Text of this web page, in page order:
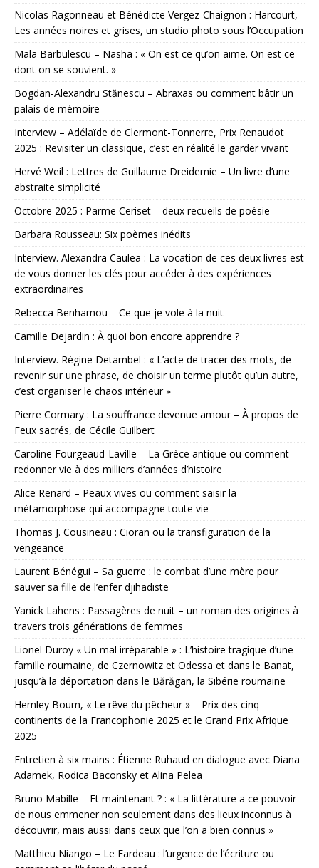
Nicolas Ragonneau et Bénédicte Vergez-Chaignon : Harcourt,
Les années noires et grises, un studio photo sous l’Occupation
Mala Barbulescu – Nasha : « On est ce qu’on aime. On est ce
dont on se souvient. »
Bogdan-Alexandru Stănescu – Abraxas ou comment bâtir un
palais de mémoire
Interview – Adélaïde de Clermont-Tonnerre, Prix Renaudot
2025 : Revisiter un classique, c’est en réalité le garder vivant
Hervé Weil : Lettres de Guillaume Dreidemie – Un livre d’une
abstraite simplicité
Octobre 2025 : Parme Ceriset – deux recueils de poésie
Barbara Rousseau: Six poèmes inédits
Interview. Alexandra Caulea : La vocation de ces deux livres est
de vous donner les clés pour accéder à des expériences
extraordinaires
Rebecca Benhamou – Ce que je vole à la nuit
Camille Dejardin : À quoi bon encore apprendre ?
Interview. Régine Detambel : « L’acte de tracer des mots, de
revenir sur une phrase, de choisir un terme plutôt qu’un autre,
c’est organiser le chaos intérieur »
Pierre Cormary : La souffrance devenue amour – À propos de
Feux sacrés, de Cécile Guilbert
Caroline Fourgeaud-Laville – La Grèce antique ou comment
redonner vie à des milliers d’années d’histoire
Alice Renard – Peaux vives ou comment saisir la
métamorphose qui accompagne toute vie
Thomas J. Cousineau : Cioran ou la transfiguration de la
vengeance
Laurent Bénégui – Sa guerre : le combat d’une mère pour
sauver sa fille de l’enfer djihadiste
Yanick Lahens : Passagères de nuit – un roman des origines à
travers trois générations de femmes
Lionel Duroy « Un mal irréparable » : L’histoire tragique d’une
famille roumaine, de Czernowitz et Odessa et dans le Banat,
jusqu’à la déportation dans le Bărăgan, la Sibérie roumaine
Hemley Boum, « Le rêve du pêcheur » – Prix des cinq
continents de la Francophonie 2025 et le Grand Prix Afrique
2025
Entretien à six mains : Étienne Ruhaud en dialogue avec Diana
Adamek, Rodica Baconsky et Alina Pelea
Bruno Mabille – Et maintenant ? : « La littérature a ce pouvoir
de nous emmener non seulement dans des lieux inconnus à
découvrir, mais aussi dans ceux que l’on a bien connus »
Matthieu Niango – Le Fardeau : l’urgence de l’écriture ou